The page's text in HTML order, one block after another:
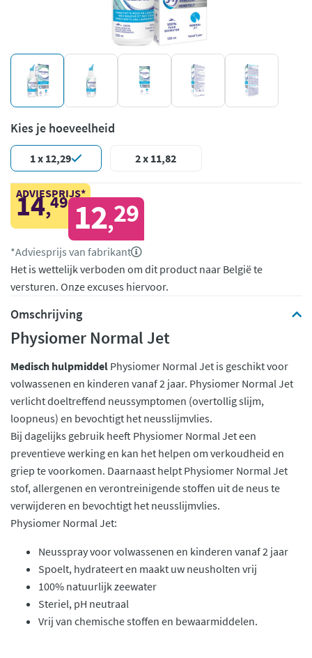
Kies je hoeveelheid
1 x 12,29 2 x 11,82
ADVIESPRIJS*
14,49 12,29
*Adviesprijs van fabrikant
Het is wettelijk verboden om dit product naar België te
versturen. Onze excuses hiervoor.
Omschrijving
Physiomer Normal Jet
Medisch hulpmiddel Physiomer Normal Jet is geschikt voor
volwassenen en kinderen vanaf 2 jaar. Physiomer Normal Jet
verlicht doeltreffend neussymptomen (overtollig slijm,
loopneus) en bevochtigt het neusslijmvlies.
Bij dagelijks gebruik heeft Physiomer Normal Jet een
preventieve werking en kan het helpen om verkoudheid en
griep te voorkomen. Daarnaast helpt Physiomer Normal Jet
stof, allergenen en verontreinigende stoffen uit de neus te
verwijderen en bevochtigt het neusslijmvlies.
Physiomer Normal Jet:
Neusspray voor volwassenen en kinderen vanaf 2 jaar
Spoelt, hydrateert en maakt uw neusholten vrij
100% natuurlijk zeewater
Steriel, pH neutraal
Vrij van chemische stoffen en bewaarmiddelen.